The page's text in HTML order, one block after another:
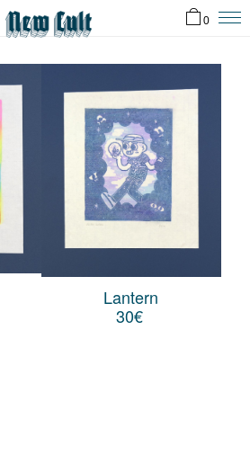
0
Lantern
30€